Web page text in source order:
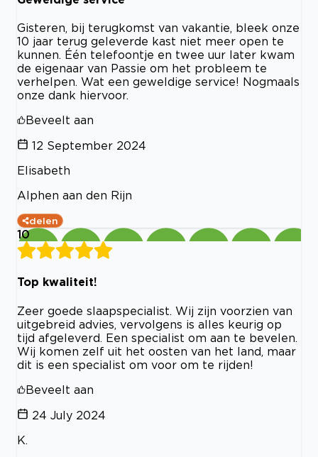
Gisteren, bij terugkomst van vakantie, bleek onze
10 jaar terug geleverde kast niet meer open te
kunnen. Één telefoontje en twee uur later kwam
de eigenaar van Passie om het probleem te
verhelpen. Wat een geweldige service! Nogmaals
onze dank hiervoor.
Beveelt aan
12 September 2024
Elisabeth
Alphen aan den Rijn
delen
10
Top kwaliteit!
Zeer goede slaapspecialist. Wij zijn voorzien van
uitgebreid advies, vervolgens is alles keurig op
tijd afgeleverd. Een specialist om aan te bevelen.
Wij komen zelf uit het oosten van het land, maar
dit is een specialist om voor om te rijden!
Beveelt aan
24 July 2024
K.